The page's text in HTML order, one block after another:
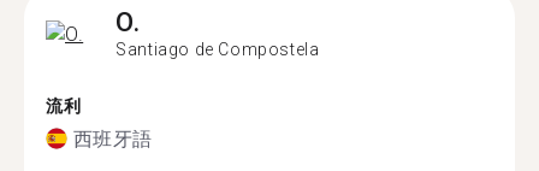
O.
Santiago de Compostela
流利
西班牙語